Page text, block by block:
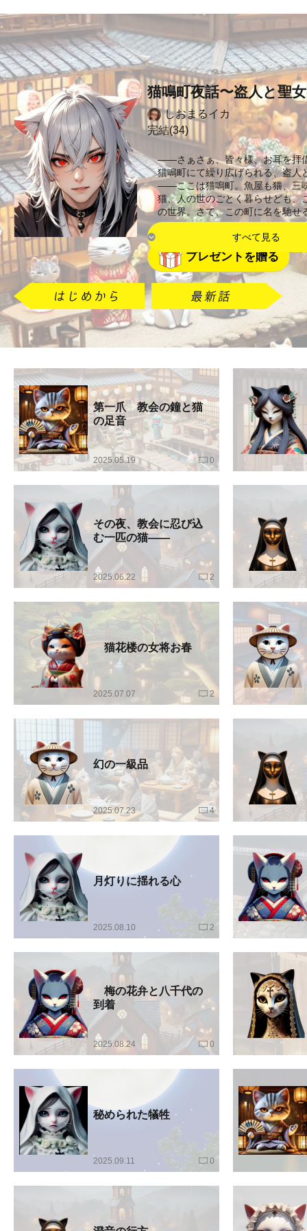
猫鳴町夜話〜盗人と聖
しおまるイカ
完結(34)
――さぁさぁ、皆々様、お耳を拝
猫鳴町にて繰り広げられる、盗人
――ここは猫鳴町。魚屋も猫、三
猫、人の世のごとく暮らせども、
の世界。さて、この町に名を馳
すべて見る
プレゼントを贈る
第一爪 教会の鐘と猫
の足音
2025.05.19 0
その夜、教会に忍び込
む一匹の猫――
2025.06.22 2
猫花楼の女将お春
2025.07.07 2
幻の一級品
2025.07.23 4
月灯りに揺れる心
2025.08.10 2
梅の花弁と八千代の
到着
2025.08.24 0
秘められた犠牲
2025.09.11 0